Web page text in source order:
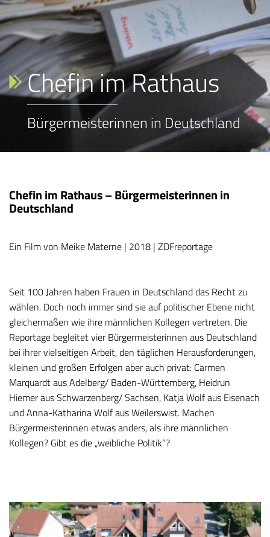
Chefin im Rathaus
Bürgermeisterinnen in Deutschland
Chefin im Rathaus – Bürgermeisterinnen in
Deutschland
Ein Film von Meike Materne | 2018 | ZDFreportage
Seit 100 Jahren haben Frauen in Deutschland das Recht zu
wählen. Doch noch immer sind sie auf politischer Ebene nicht
gleichermaßen wie ihre männlichen Kollegen vertreten. Die
Reportage begleitet vier Bürgermeisterinnen aus Deutschland
bei ihrer vielseitigen Arbeit, den täglichen Herausforderungen,
kleinen und großen Erfolgen aber auch privat: Carmen
Marquardt aus Adelberg/ Baden-Württemberg, Heidrun
Hiemer aus Schwarzenberg/ Sachsen, Katja Wolf aus Eisenach
und Anna-Katharina Wolf aus Weilerswist. Machen
Bürgermeisterinnen etwas anders, als ihre männlichen
Kollegen? Gibt es die „weibliche Politik“?